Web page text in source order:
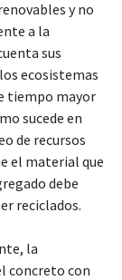
y no
a la
sus
ecosistemas
tiempo mayor
sucede en
de recursos
el material que
debe
reciclados.
la
concreto con